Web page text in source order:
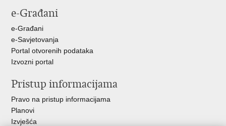
FacebookuTwitteru
e-Građani
e-Građani
e-Savjetovanja
Portal otvorenih podataka
Izvozni portal
Pristup informacijama
Pravo na pristup informacijama
Planovi
Izvješća